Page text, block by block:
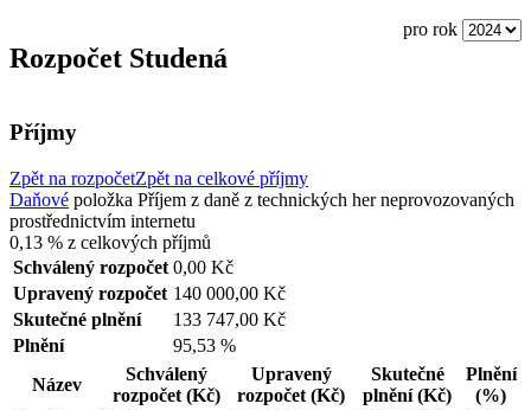
pro rok
Rozpočet Studená
Příjmy
Zpět na rozpočetZpět na celkové příjmy
Daňové položka Příjem z daně z technických her neprovozovaných
prostřednictvím internetu
0,13 % z celkových příjmů
Schválený rozpočet 0,00 Kč
Upravený rozpočet 140 000,00 Kč
Skutečné plnění
133 747,00 Kč
Plnění
95,53 %
Název
Schválený
rozpočet (Kč)
Upravený
rozpočet (Kč)
Skutečné
plnění(Kč)
Plnění
(%)